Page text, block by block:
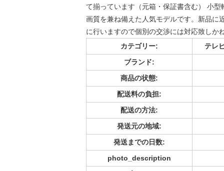
て揃っています（元箱・保証書含む） 小
画質を兼ね備えた人気モデルです。新品に
に行いますので個別の交渉には対応致しか
カテゴリー:
テレ
ブランド:
商品の状態:
配送料の負担:
配送の方法:
発送元の地域:
発送までの日数:
photo_description